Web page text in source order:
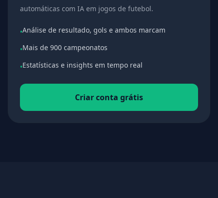
automáticas com IA em jogos de futebol.
•Análise de resultado, gols e ambos marcam
•Mais de 900 campeonatos
•Estatísticas e insights em tempo real
Criar conta grátis